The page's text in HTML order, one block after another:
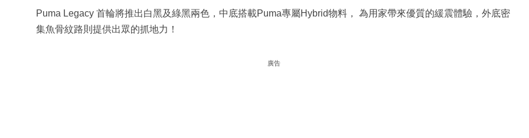
Puma Legacy 首輪將推出白黑及綠黑兩色，中底搭載Puma專屬Hybrid物料， 為用家帶來優質的緩震體驗，外底密
集魚骨紋路則提供出眾的抓地力！
廣告